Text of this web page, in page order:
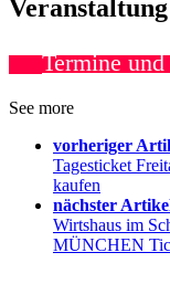
Termine
See more
vorheriger
Tagesticket
kaufen
nächster
Wirtshaus im
MÜNCHEN